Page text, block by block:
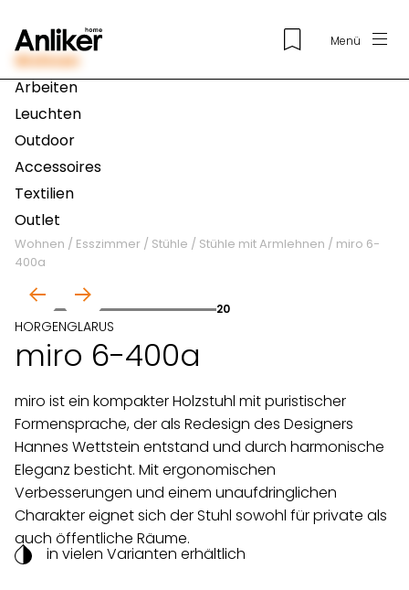
Menü
Wohnen
Arbeiten
Leuchten
Outdoor
Accessoires
Textilien
Outlet
Wohnen / Esszimmer / Stühle / Stühle mit Armlehnen / miro 6-
400a
20
HORGENGLARUS
miro 6-400a
miro ist ein kompakter Holzstuhl mit puristischer
Formensprache, der als Redesign des Designers
Hannes Wettstein entstand und durch harmonische
Eleganz besticht. Mit ergonomischen
Verbesserungen und einem unaufdringlichen
Charakter eignet sich der Stuhl sowohl für private als
auch öffentliche Räume.
in vielen Varianten erhältlich